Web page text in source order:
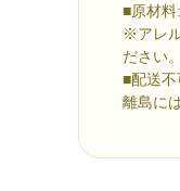
■原材料
※アレ
ださい。
■配送
離島に